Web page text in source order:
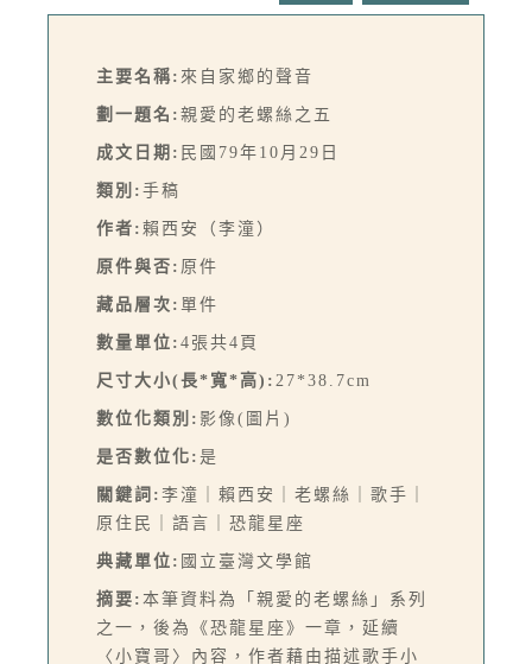
主要名稱: 來自家鄉的聲音
劃一題名: 親愛的老螺絲之五
成文日期: 民國79年10月29日
類別: 手稿
作者: 賴西安（李潼）
原件與否: 原件
藏品層次: 單件
數量單位: 4張共4頁
尺寸大小(長*寬*高): 27*38.7cm
數位化類別: 影像(圖片)
是否數位化: 是
關鍵詞: 李潼｜賴西安｜老螺絲｜歌手｜
原住民｜語言｜恐龍星座
典藏單位: 國立臺灣文學館
摘要: 本筆資料為「親愛的老螺絲」系列
之一，後為《恐龍星座》一章，延續
〈小寶哥〉內容，作者藉由描述歌手小